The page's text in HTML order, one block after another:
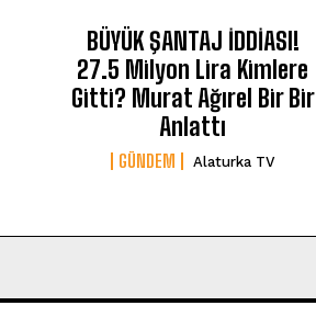
BÜYÜK ŞANTAJ İDDİASI!
27.5 Milyon Lira Kimlere
Gitti? Murat Ağırel Bir Bir
Anlattı
GÜNDEM Alaturka TV